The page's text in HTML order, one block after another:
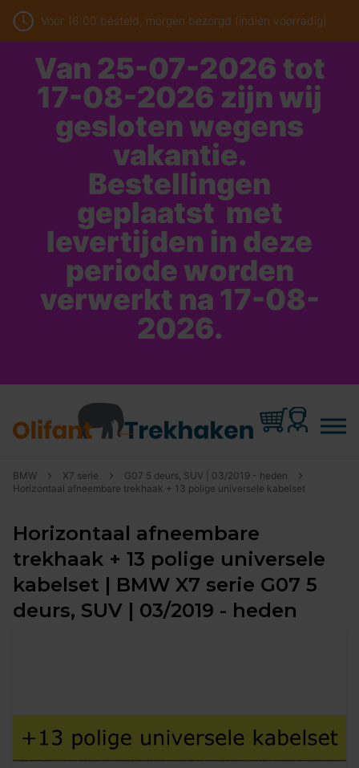
Voor 16:00 besteld, morgen bezorgd (indien voorradig)
Van 25-07-2026 tot
17-08-2026 zijn wij
gesloten wegens
vakantie.
Bestellingen
geplaatst met
levertijden in deze
periode worden
verwerkt na 17-08-
2026.
BMW X7 serie
G07 5 deurs, SUV | 03/2019 - heden
Horizontaal afneembare trekhaak + 13 polige universele kabelset
Horizontaal afneembare
trekhaak + 13 polige universele
kabelset | BMW X7 serie G07 5
deurs, SUV | 03/2019 - heden